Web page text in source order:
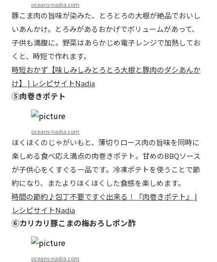
oceans-nadia.com
豚こま肉の旨味が染みた、とろとろの大根が絶品でおいし
いあんかけ。とろみがあるおかげでボリュームがあって、
子供も満腹に。野菜はあらかじめ電子レンジで加熱してお
くと、時短で作れます。
時短おかず【味しみしみとろとろ大根と豚肉のダシあんか
け】 | レシピサイトNadia
⑤肉巻きポテト
oceans-nadia.com
ほくほくのじゃがいもと、薄切りロース肉の旨味を同時に
楽しめる食べ応え満点の肉巻きポテト。甘めのBBQソース
が子供心をくすぐる一品です。冷凍ポテトを使うことで節
約になり、またよりほくほくした食感を楽しめます。
時間の節約♪包丁不要ですぐ出来る！『肉巻きポテト』 |
レシピサイトNadia
⑥カリカリ豚こまの梅おろしポン酢
oceans-nadia.com